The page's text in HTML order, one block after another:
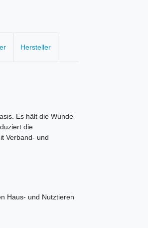
Hersteller
Es hält die Wunde
die
Verband- und
Haus- und Nutztieren